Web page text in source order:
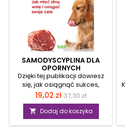
SAMODYSCYPLINA DLA
OPORNYCH
Dzięki tej publikacji dowiesz
się, jak osiągnąć sukces,
pozbywając się
ograniczających nawyków i
wzmacniając
samodyscyplinę. Poznasz
proste techniki, które
Cena
19,02 zł Cena
podstawowa
37,30 zł
 Dodaj do koszyka